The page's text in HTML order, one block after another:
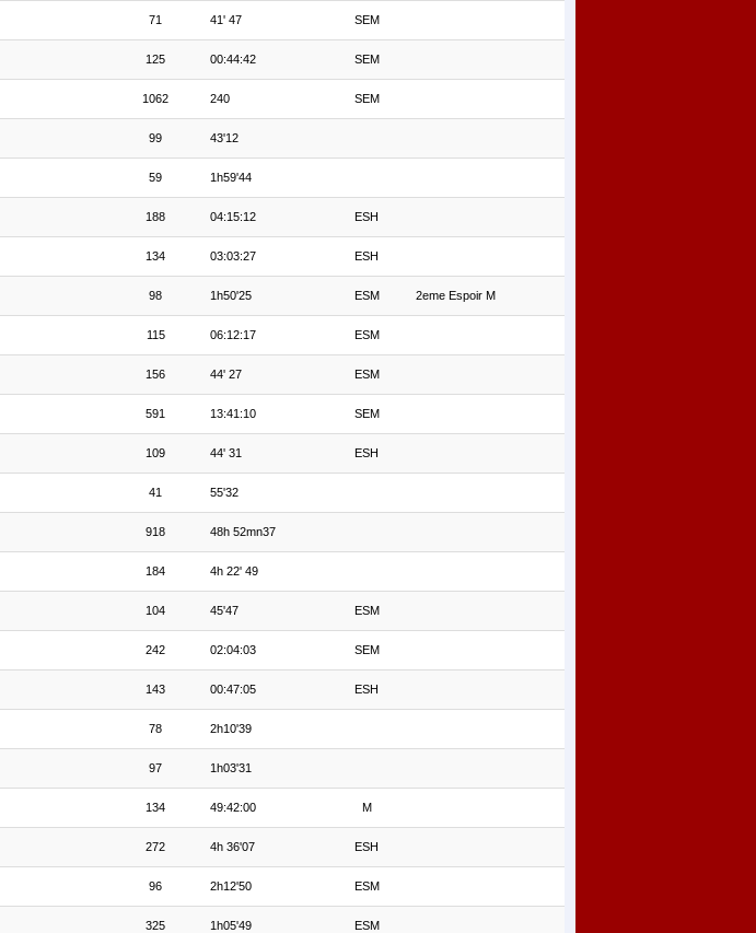
71 41' 47 SEM
125 00:44:42 SEM
1062 240 SEM
99 43'12
59 1h59'44
188 04:15:12 ESH
134 03:03:27 ESH
98 1h50'25 ESM 2eme Espoir M
115 06:12:17 ESM
156 44' 27 ESM
591 13:41:10 SEM
109 44' 31 ESH
41 55'32
918 48h 52mn37
184 4h 22' 49
104 45'47 ESM
242 02:04:03 SEM
143 00:47:05 ESH
78 2h10'39
97 1h03'31
134 49:42:00 M
272 4h 36'07 ESH
96 2h12'50 ESM
325 1h05'49 ESM